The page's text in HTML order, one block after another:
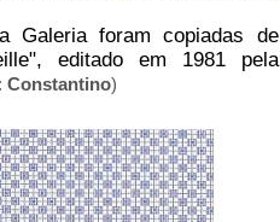
foram copiadas de
editado em 1981 pela
Constantino)